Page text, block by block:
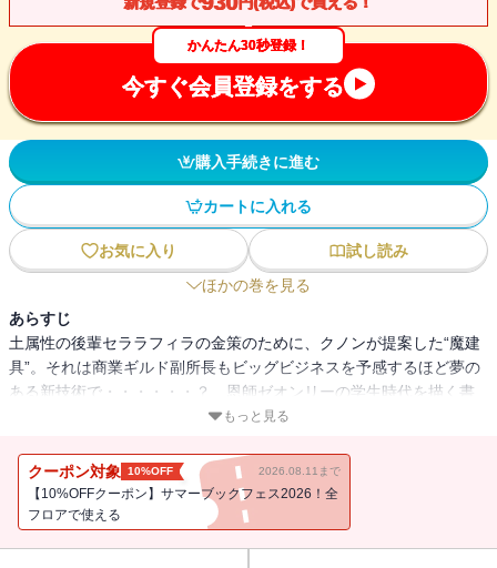
かんたん30秒登録！
今すぐ会員登録をする
購入手続きに進む
カートに入れる
お気に入り
試し読み
ほかの巻を見る
あらすじ
土属性の後輩セララフィラの金策のために、クノンが提案した“魔建
具”。それは商業ギルド副所長もビッグビジネスを予感するほど夢の
ある新技術で・・・・・・？ 恩師ゼオンリーの学生時代を描く書
き下ろし番外編も収録！※本作品の電子版には本編終了後にカドカ
国を救います！～』（著：蒼井 美紗）のお試し版が収録されてい
ます。
もっと見る
クーポン対象 10%OFF 2026.08.11まで
【10%OFFクーポン】サマーブックフェス2026！全
フロアで使える